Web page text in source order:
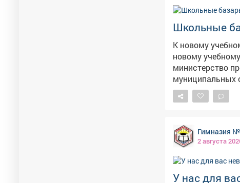
Школьные
К новому учебному
новому
министерство
муниципальных образованиях: в
Новокузнецке – 3, в Прокопьевске – 15. Абсолютный лидер – Ленинск-Кузнецкий
округ, где работают 24
30%. Большую
Гимназия
2 августа
У нас для